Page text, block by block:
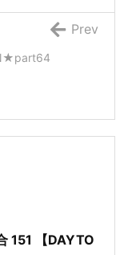
Prev
151 【DAYTO